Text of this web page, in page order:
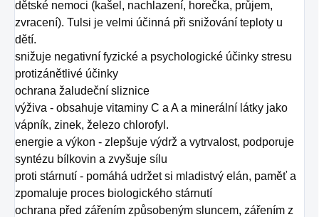
dětské nemoci (kašel, nachlazení, horečka, průjem,
zvracení). Tulsi je velmi účinná při snižování teploty u
dětí.
snižuje negativní fyzické a psychologické účinky stresu
protizánětlivé účinky
ochrana žaludeční sliznice
výživa - obsahuje vitaminy C a A a minerální látky jako
vápník, zinek, železo chlorofyl.
energie a výkon - zlepšuje výdrž a vytrvalost, podporuje
syntézu bílkovin a zvyšuje sílu
proti stárnutí - pomáhá udržet si mladistvý elán, paměť a
zpomaluje proces biologického stárnutí
ochrana před zářením způsobeným sluncem, zářením z